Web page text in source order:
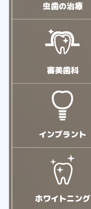
虫歯の治療
審美歯科
インプラント
ホワイトニング